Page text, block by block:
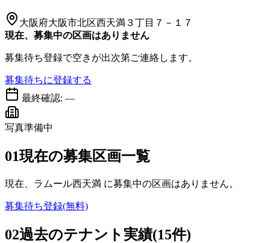
大阪府大阪市北区西天満３丁目７－１７
現在、募集中の区画はありません
募集待ち登録で空きが出次第ご連絡します。
募集待ちに登録する
最終確認: —
写真準備中
01現在の募集区画一覧
現在、 ラムール西天満 に募集中の区画はありません。
募集待ち登録(無料)
02過去のテナント実績(15件)